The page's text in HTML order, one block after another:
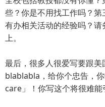
些？你是不用找工作吗？
有办相关活动的经验吗？
上。
最后，很多人很爱写要跟
blablabla，给你个忠告，
care」！你写这个将很难能